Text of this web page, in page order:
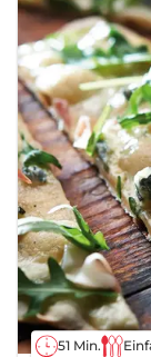
51 Min.